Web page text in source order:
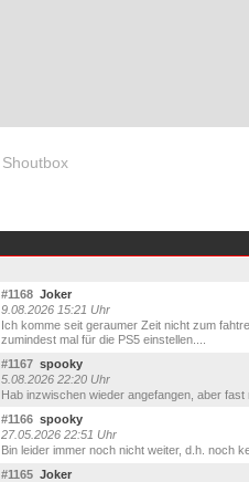
Shoutbox
#1168 Joker
9.08.2026 15:21 Uhr
Ich komme seit geraumer Zeit nicht zum
zumindest mal für die PS5 einstellen....
#1167 spooky
5.08.2026 22:20 Uhr
Hab inzwischen wieder angefangen, aber
#1166 spooky
27.05.2026 22:51 Uhr
Bin leider immer noch nicht weiter, d.h. noch
#1165 Joker